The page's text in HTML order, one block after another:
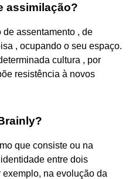
assimilação?
assentamento , de
, ocupando o seu espaço.
cultura , por
resistência à novos
que consiste ou na
entre dois
na evolução da